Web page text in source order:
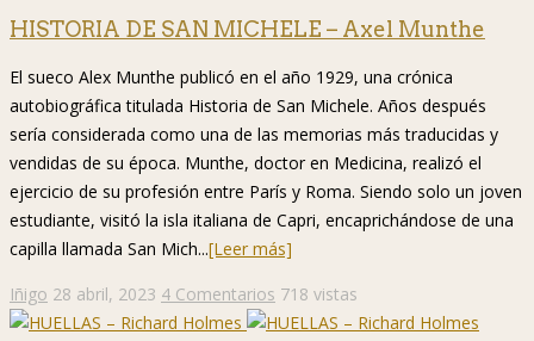
HISTORIA DE SAN MICHELE – Axel Munthe
El sueco Alex Munthe publicó en el año 1929, una crónica
autobiográfica titulada Historia de San Michele. Años después
sería considerada como una de las memorias más traducidas y
vendidas de su época. Munthe, doctor en Medicina, realizó el
ejercicio de su profesión entre París y Roma. Siendo solo un joven
estudiante, visitó la isla italiana de Capri, encaprichándose de una
capilla llamada San Mich...[Leer más]
Iñigo 28 abril, 2023 4 Comentarios 718 vistas